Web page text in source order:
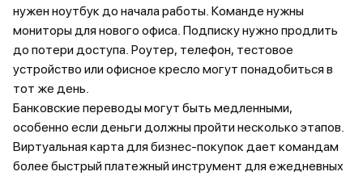
нужен ноутбук до начала работы. Команде нужны
мониторы для нового офиса. Подписку нужно продлить
до потери доступа. Роутер, телефон, тестовое
устройство или офисное кресло могут понадобиться в
тот же день.
Банковские переводы могут быть медленными,
особенно если деньги должны пройти несколько этапов.
Виртуальная карта для бизнес-покупок дает командам
более быстрый платежный инструмент для ежедневных